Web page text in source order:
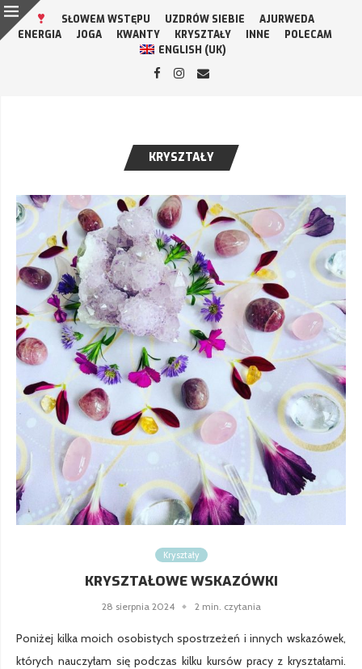
SŁOWEM WSTĘPU UZDRÓW SIEBIE
AJURWEDA
ENERGIA
JOGA KWANTY KRYSZTAŁY INNE
POLECAM
ENGLISH (UK)
KRYSZTAŁY
Kryształy
KRYSZTAŁOWE WSKAZÓWKI
28 sierpnia 2024 2 min. czytania
Poniżej kilka moich osobistych spostrzeżeń i innych wskazówek,
których nauczyłam się podczas kilku kursów pracy z kryształami.